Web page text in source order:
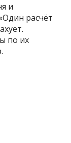
и
расчёт
по их